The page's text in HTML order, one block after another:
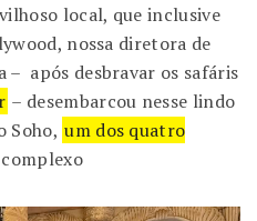
local, que inclusive
nossa diretora de
após desbravar os safáris
– desembarcou nesse lindo
Soho, um dos quatro